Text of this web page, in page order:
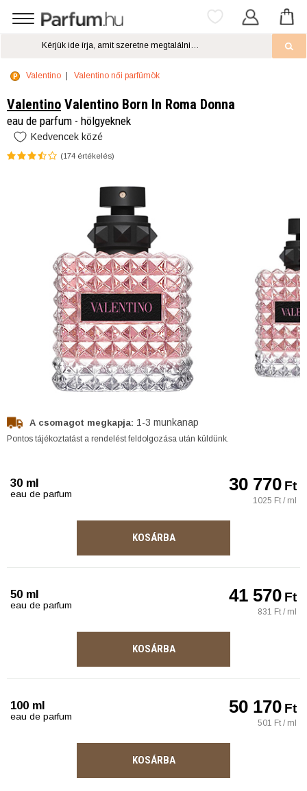
Valentino Valentino női parfümök
Valentino Valentino Born In Roma Donna
eau de parfum - hölgyeknek
Kedvencek közé
(174 értékelés)
A csomagot megkapja: 1-3 munkanap
Pontos tájékoztatást a rendelést feldolgozása után küldünk.
30 ml
eau de parfum 30 770Ft
1025 Ft / ml
KOSÁRBA
50 ml
eau de parfum 41 570Ft
831 Ft / ml
KOSÁRBA
100 ml
eau de parfum 50 170Ft
501 Ft / ml
KOSÁRBA